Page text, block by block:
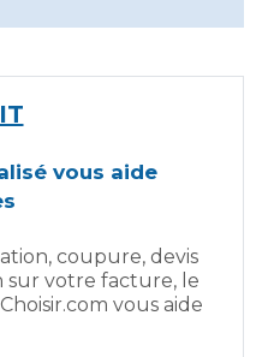
vous aide
coupure, devis
sur votre facture, le
vous aide